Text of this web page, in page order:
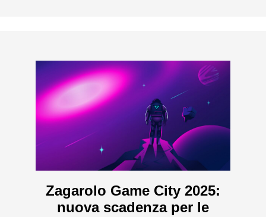
Zagarolo Game City 2025:
nuova scadenza per le